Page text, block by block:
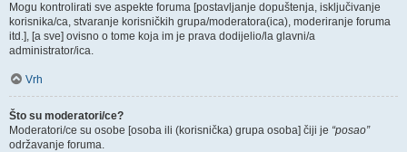
Mogu kontrolirati sve aspekte foruma [postavljanje dopuštenja, isključivanje
korisnika/ca, stvaranje korisničkih grupa/moderatora(ica), moderiranje foruma
itd.], [a sve] ovisno o tome koja im je prava dodijelio/la glavni/a
administrator/ica.
Vrh
Što su moderatori/ce?
Moderatori/ce su osobe [osoba ili (korisnička) grupa osoba] čiji je “posao”
održavanje foruma.